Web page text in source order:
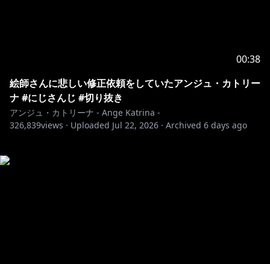
00:38
絵師さんに悲しい修正依頼をしていたアンジュ・カトリー
ナ #にじさんじ #切り抜き
アンジュ・カトリーナ - Ange Katrina -
326,839views · Uploaded Jul 22, 2026 · Archived 6 days ago